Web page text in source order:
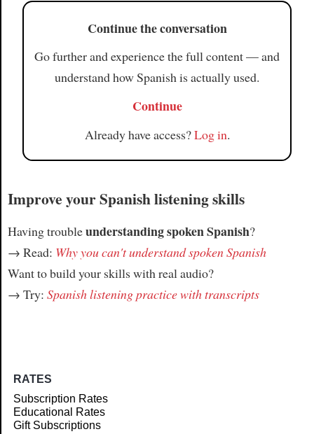
Continue the conversation
Go further and experience the full content — and
understand how Spanish is actually used.
Continue
Already have access?Log in.
Improve your Spanish listening skills
Having troubleunderstanding spoken Spanish?
→ Read: Why you can't understand spoken Spanish
Want to build your skills with real audio?
→ Try: Spanish listening practice with transcripts
RATES
Subscription Rates
Educational Rates
Gift Subscriptions